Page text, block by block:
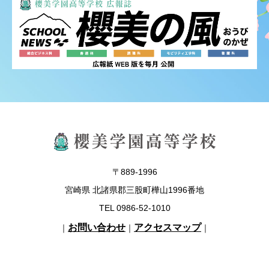
〒889-1996
宮崎県 北諸県郡三股町樺山1996番地
TEL 0986-52-1010
｜ お問い合わせ ｜ アクセスマップ｜